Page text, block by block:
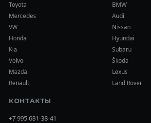
Toyota
BMW
Mercedes
Audi
VW
Nissan
Honda
Hyundai
Kia
Subaru
Volvo
Škoda
Mazda
Lexus
Renault
Land Rover
КОНТАКТЫ
+7 995 681-38-41